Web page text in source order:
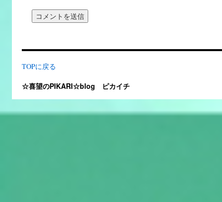
TOPに戻る
☆喜望のPIKARI☆blog ピカイチ